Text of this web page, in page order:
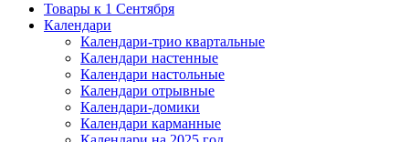
Товары к 1 Сентября
Календари
Календари-трио квартальные
Календари настенные
Календари настольные
Календари отрывные
Календари-домики
Календари карманные